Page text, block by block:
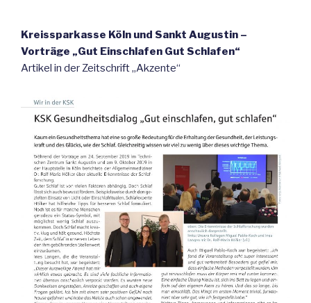
Kreissparkasse Köln und Sankt Augustin –
Vorträge „Gut Einschlafen Gut Schlafen“
Artikel in der Zeitschrift „Akzente“